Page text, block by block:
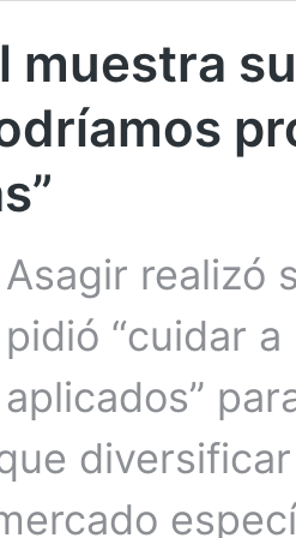
muestra
Asagir realizó
pidió “cuidar
aplicados”